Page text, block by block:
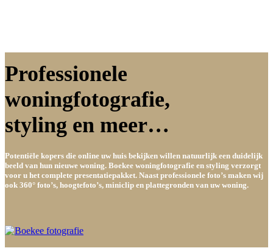
Professionele
woningfotografie,
styling en meer…
Potentiële kopers die online uw huis bekijken willen natuurlijk een duidelijk
beeld van hun nieuwe woning. Boekee woningfotografie en styling verzorgt
voor u het complete presentatiepakket. Naast professionele foto’s maken wij
ook 360° foto’s, hoogtefoto’s, miniclip en plattegronden van uw woning.